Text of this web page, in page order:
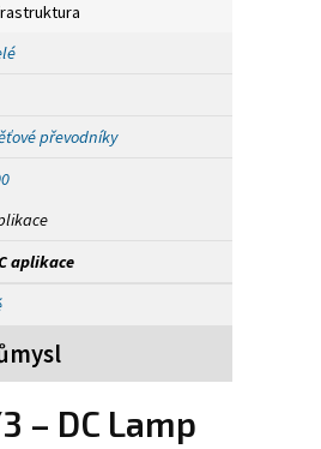
převodníky
aplikace